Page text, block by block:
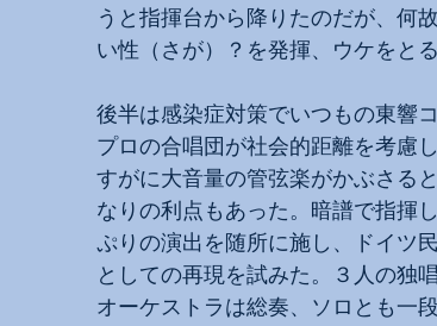
うと指揮台から降りたのだが、何
い性（さが）？を発揮、ウケをと
後半は感染症対策でいつもの東響
プロの合唱団が社会的距離を考慮
すがに大音量の管弦楽がかぶさる
なりの利点もあった。暗譜で指揮
ぷりの演出を随所に施し、ドイツ
としての再現を試みた。３人の独
オーケストラは総奏、ソロとも一